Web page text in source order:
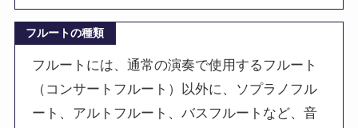
フルートの種類
フルートには、通常の演奏で使用するフルート
（コンサートフルート）以外に、ソプラノフル
ート、アルトフルート、バスフルートなど、音